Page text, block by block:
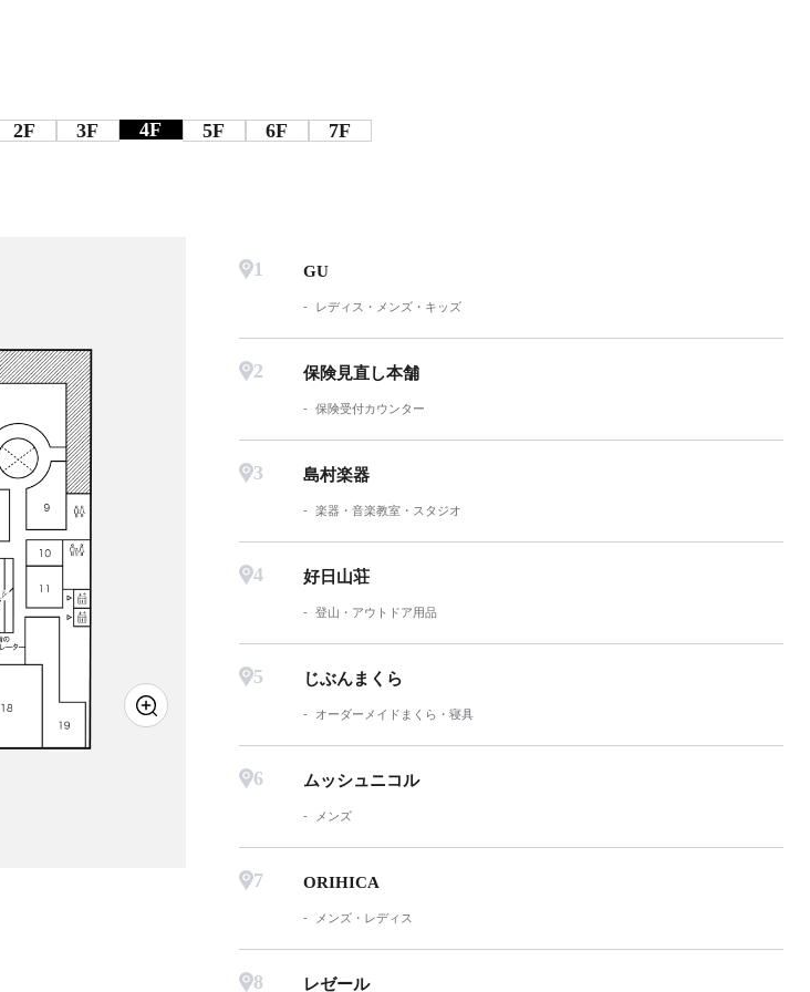
2F 3F 4F 5F 6F 7F
1 GU
レディス・メンズ・キッズ
2 保険見直し本舗
保険受付カウンター
3 島村楽器
楽器・音楽教室・スタジオ
4 好日山荘
登山・アウトドア用品
5 じぶんまくら
オーダーメイドまくら・寝具
6 ムッシュニコル
メンズ
7 ORIHICA
メンズ・レディス
8 レゼール